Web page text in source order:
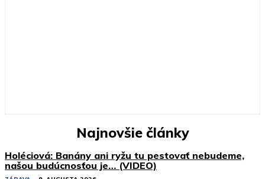
Najnovšie články
Holéciová: Banány ani ryžu tu pestovať nebudeme,
našou budúcnosťou je… (VIDEO)